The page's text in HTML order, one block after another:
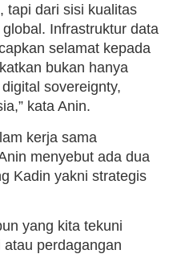
tapi dari sisi kualitas
Infrastruktur data
selamat kepada
bukan hanya
sovereignty,
kata Anin.
kerja sama
menyebut ada dua
Kadin yakni strategis
yang kita tekuni
perdagangan